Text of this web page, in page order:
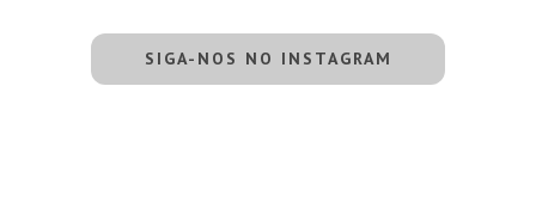
SIGA-NOS NO INSTAGRAM